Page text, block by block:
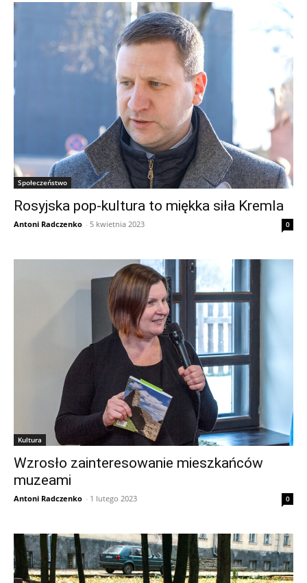
Społeczeństwo
Rosyjska pop-kultura to miękka siła Kremla
Antoni Radczenko - 5 kwietnia 2023 0
Kultura
Wzrosło zainteresowanie mieszkańców
muzeami
Antoni Radczenko - 1 lutego 2023 0